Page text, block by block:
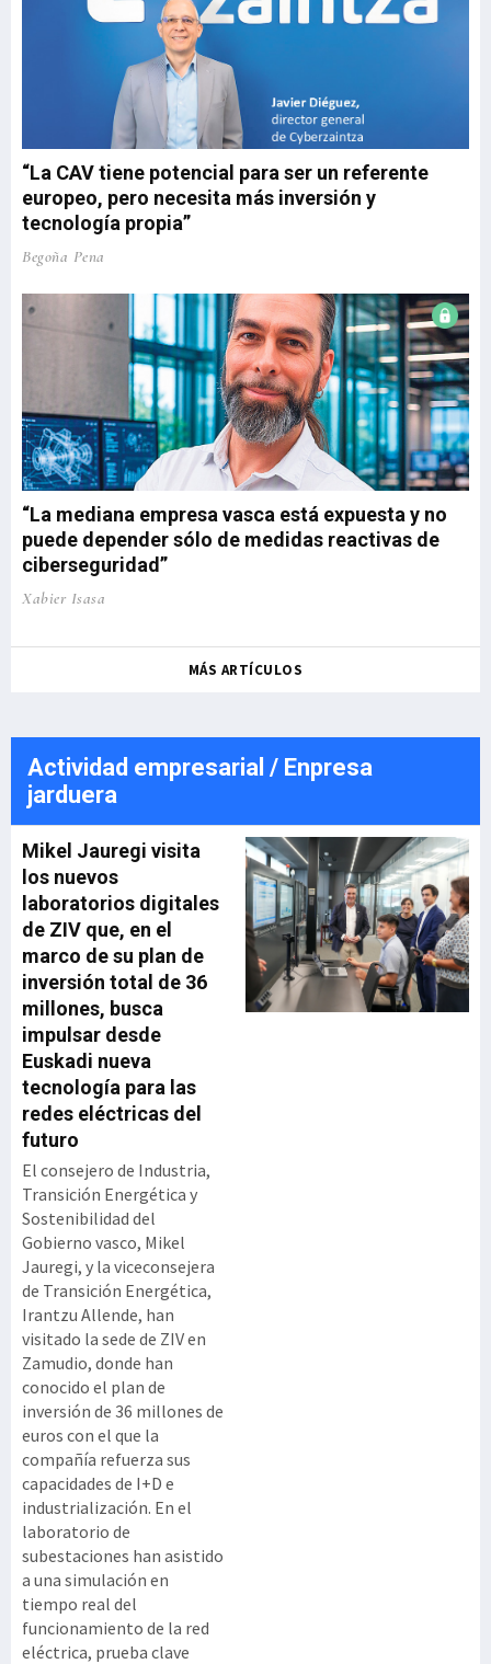
“La CAV tiene potencial para ser un referente
europeo, pero necesita más inversión y
tecnología propia”
Begoña Pena
“La mediana empresa vasca está expuesta y no
puede depender sólo de medidas reactivas de
ciberseguridad”
Xabier Isasa
MÁS ARTÍCULOS
Actividad empresarial / Enpresa
jarduera
Mikel Jauregi visita
los nuevos
laboratorios digitales
de ZIV que, en el
marco de su plan de
inversión total de 36
millones, busca
impulsar desde
Euskadi nueva
tecnología para las
redes eléctricas del
futuro
El consejero de Industria,
Transición Energética y
Sostenibilidad del
Gobierno vasco, Mikel
Jauregi, y la viceconsejera
de Transición Energética,
Irantzu Allende, han
visitado la sede de ZIV en
Zamudio, donde han
conocido el plan de
inversión de 36 millones de
euros con el que la
compañía refuerza sus
capacidades de I+D e
industrialización. En el
laboratorio de
subestaciones han asistido
a una simulación en
tiempo real del
funcionamiento de la red
eléctrica, prueba clave